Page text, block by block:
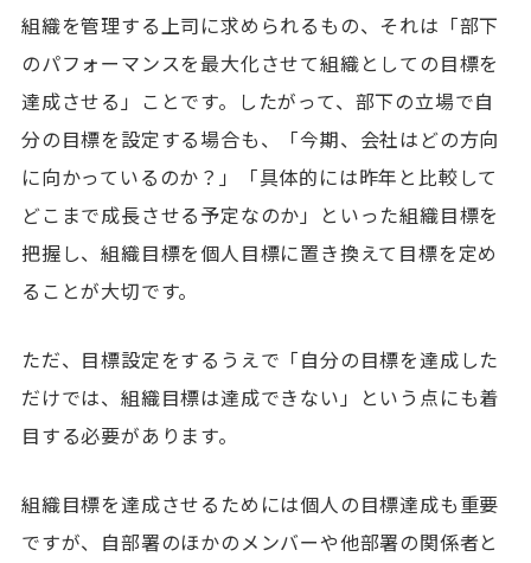
組織を管理する上司に求められるもの、それは「部下
のパフォーマンスを最大化させて組織としての目標を
達成させる」ことです。したがって、部下の立場で自
分の目標を設定する場合も、「今期、会社はどの方向
に向かっているのか？」「具体的には昨年と比較して
どこまで成長させる予定なのか」といった組織目標を
把握し、組織目標を個人目標に置き換えて目標を定め
ることが大切です。
ただ、目標設定をするうえで「自分の目標を達成した
だけでは、組織目標は達成できない」という点にも着
目する必要があります。
組織目標を達成させるためには個人の目標達成も重要
ですが、自部署のほかのメンバーや他部署の関係者と